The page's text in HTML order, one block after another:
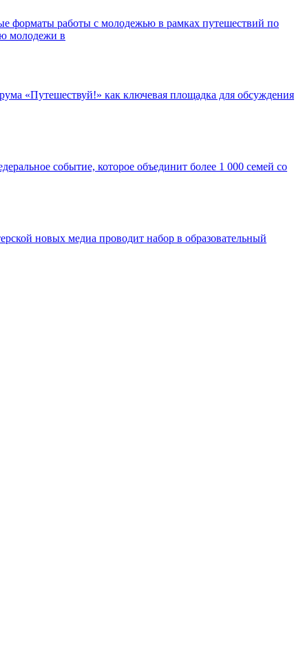
форматы работы с молодежью в рамках путешествий по
молодежи в
«Путешествуй!» как ключевая площадка для обсуждения
событие, которое объединит более 1 000 семей со
новых медиа проводит набор в образовательный